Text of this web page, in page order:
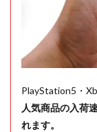
PlayStation5・
人気商品の入荷
れます。